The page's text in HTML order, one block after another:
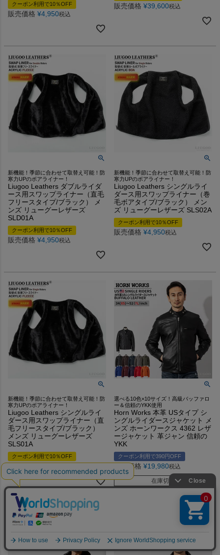
クーポン利用で10％OFF
販売価格 ¥4,950税込
販売価格 ¥39,600税込
新機能！季節に合わせて取替え可能！防
寒力UPのボアライナー！
Liugoo Leathers ダブルライダ
ース用スワップライナー（直毛
フリースタイプ/ブラック） メ
ンズ リューグーレザーズ
SLD01A
クーポン利用で10％OFF
販売価格 ¥4,950税込
新機能！季節に合わせて取替え可能！防
寒力UPのボアライナー！
Liugoo Leathers シングルライ
ダース用スワップライナー（巻
毛ボアタイプ/ブラック） メン
ズ リューグーレザーズ SLS02A
クーポン利用で10％OFF
販売価格 ¥4,950税込
新機能！季節に合わせて取替え可能！防
寒力UPのボアライナー！
Liugoo Leathers シングルライ
ダース用スワップライナー（直
毛フリースタイプ/ブラック）
メンズ リューグーレザーズ
SLS01A
クーポン利用で10％OFF
選べる10色×10サイズ！高級バッファロ
ー＆信頼のYKK使用
Horn Works 本革 USタイプ シ
ングルライダースジャケット メ
ンズ ホーンワークス 4362 レザ
ージャケット 革ジャン 信頼の
YKK
クーポン利用で390円OFF
販売価格 ¥19,980税込
在庫切れ